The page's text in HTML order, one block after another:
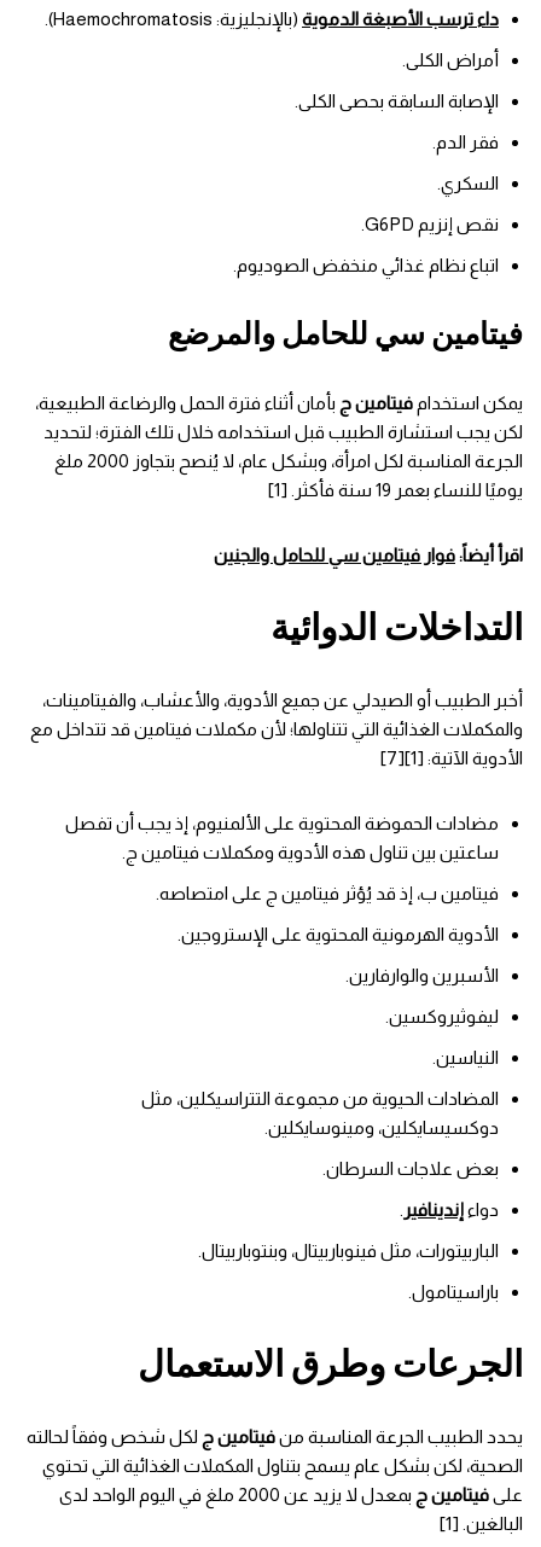
داء ترسب الأصبغة الدموية (بالإنجليزية: Haemochromatosis).
أمراض الكلى.
الإصابة السابقة بحصى الكلى.
فقر الدم.
السكري.
نقص إنزيم G6PD.
اتباع نظام غذائي منخفض الصوديوم.
فيتامين سي للحامل والمرضع
يمكن استخدام فيتامين ج بأمان أثناء فترة الحمل والرضاعة الطبيعية،
لكن يجب استشارة الطبيب قبل استخدامه خلال تلك الفترة؛ لتحديد
الجرعة المناسبة لكل امرأة، وبشكل عام، لا يُنصح بتجاوز 2000 ملغ
يوميًا للنساء بعمر 19 سنة فأكثر. [1]
اقرأ أيضاً:فوار فيتامين سي للحامل والجنين
التداخلات الدوائية
أخبر الطبيب أو الصيدلي عن جميع الأدوية، والأعشاب، والفيتامينات،
والمكملات الغذائية التي تتناولها؛ لأن مكملات فيتامين قد تتداخل مع
الأدوية الآتية: [1][7]
مضادات الحموضة المحتوية على الألمنيوم، إذ يجب أن تفصل
ساعتين بين تناول هذه الأدوية ومكملات فيتامين ج.
فيتامين ب، إذ قد يُؤثر فيتامين ج على امتصاصه.
الأدوية الهرمونية المحتوية على الإستروجين.
الأسبرين والوارفارين.
ليفوثيروكسين.
النياسين.
المضادات الحيوية من مجموعة التتراسيكلين، مثل
دوكسيسايكلين، ومينوسايكلين.
بعض علاجات السرطان.
دواءإندينافير
الباربيتورات، مثل فينوباربيتال، وبنتوباربيتال.
باراسيتامول.
الجرعات وطرق الاستعمال
يحدد الطبيب الجرعة المناسبة منفيتامين ج لكل شخص وفقاً لحالته
الصحية، لكن بشكل عام يسمح بتناول المكملات الغذائية التي تحتوي
علىفيتامين ج
بمعدل لا يزيد عن 2000 ملغ في اليوم الواحد لدى
البالغين. [1]